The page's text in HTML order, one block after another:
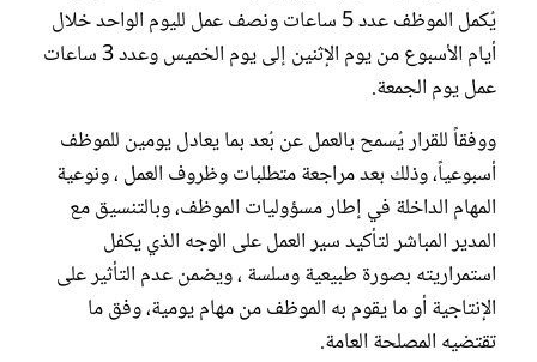
يُكمل الموظف عدد 5 ساعات ونصف عمل لليوم الواحد خلال
أيام الأسبوع من يوم الإثنين إلى يوم الخميس وعدد 3 ساعات
عمل يوم الجمعة.
ووفقاً للقرار يُسمح بالعمل عن بُعد بما يعادل يومين للموظف
أسبوعياً، وذلك بعد مراجعة متطلبات وظروف العمل ، ونوعية
المهام الداخلة في إطار مسؤوليات الموظف، وبالتنسيق مع
المدير المباشر لتأكيد سير العمل على الوجه الذي يكفل
استمراريته بصورة طبيعية وسلسة ، ويضمن عدم التأثير على
الإنتاجية أو ما يقوم به الموظف من مهام يومية، وفق ما
تقتضيه المصلحة العامة.